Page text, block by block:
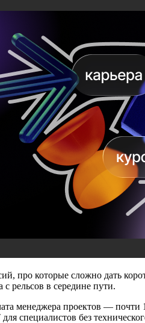
про которые сложно дать
рельсов в середине пути.
менеджера проектов — почти
специалистов без